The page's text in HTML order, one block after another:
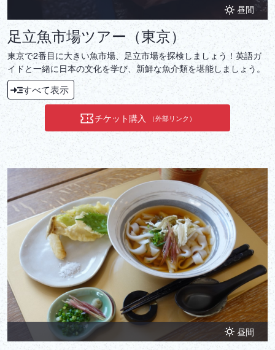
昼間
足立魚市場ツアー（東京）
東京で2番目に大きい魚市場、足立市場を探検しましょう！英語ガ
イドと一緒に日本の文化を学び、新鮮な魚介類を堪能しましょう。
すべて表示
チケット購入 （外部リンク）
昼間